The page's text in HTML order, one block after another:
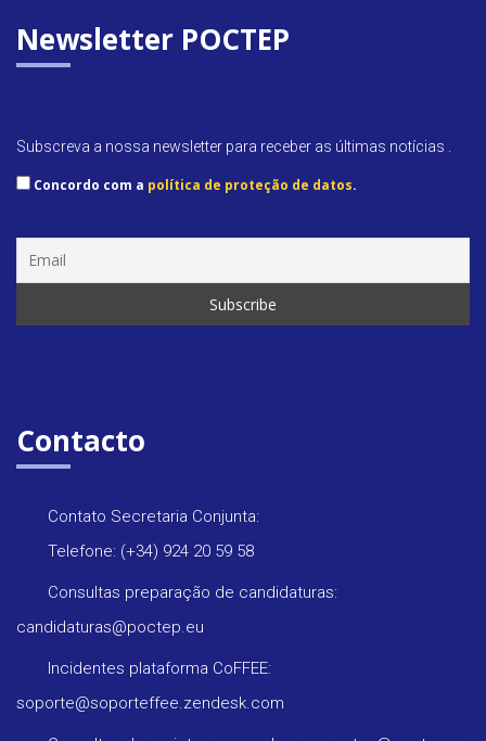
k p dl
Newsletter POCTEP
Subscreva a nossa newsletter para receber as últimas notícias .
Concordo com a política de proteção de datos.
Contacto
Contato Secretaria Conjunta:
Telefone: (+34) 924 20 59 58
Consultas preparação de candidaturas:
candidaturas@poctep.eu
Incidentes plataforma CoFFEE:
soporte@soporteffee.zendesk.com